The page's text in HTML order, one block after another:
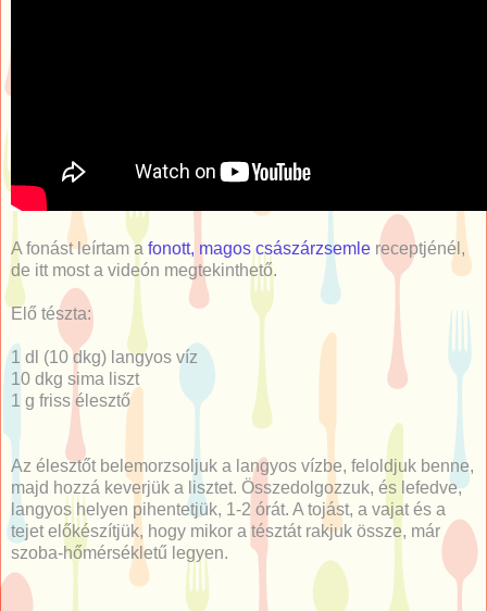
A fonást leírtam a fonott, magos császárzsemle receptjénél,
de itt most a videón megtekinthető.
Elő tészta:
1 dl (10 dkg) langyos víz
10 dkg sima liszt
1 g friss élesztő
Az élesztőt belemorzsoljuk a langyos vízbe, feloldjuk benne,
majd hozzá keverjük a lisztet. Összedolgozzuk, és lefedve,
langyos helyen pihentetjük, 1-2 órát. A tojást, a vajat és a
tejet előkészítjük, hogy mikor a tésztát rakjuk össze, már
szoba-hőmérsékletű legyen.